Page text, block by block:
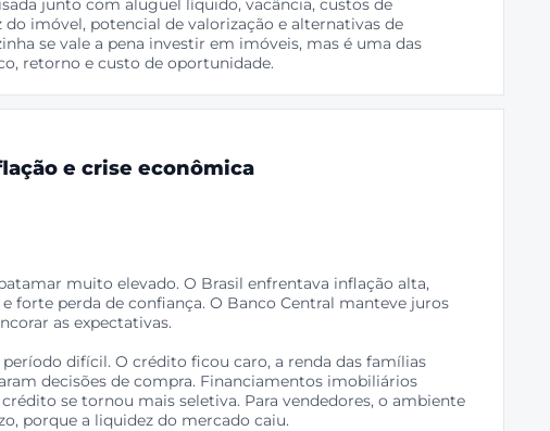
junto com aluguel líquido, vacância, custos de
imóvel, potencial de valorização e alternativas de
se vale a pena investir em imóveis, mas é uma das
retorno e custo de oportunidade.
e crise econômica
muito elevado. O Brasil enfrentava inflação alta,
forte perda de confiança. O Banco Central manteve juros
as expectativas.
difícil. O crédito ficou caro, a renda das famílias
decisões de compra. Financiamentos imobiliários
se tornou mais seletiva. Para vendedores, o ambiente
porque a liquidez do mercado caiu.